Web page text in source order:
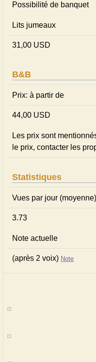
Possibilité de banquet
Lits jumeaux
31,00 USD
B&B
Prix: à partir de
44,00 USD
Les prix sont
le prix, contacter les
Statistiques
Vues par jour
3.73
Note actuelle
(après 2 voix) Note